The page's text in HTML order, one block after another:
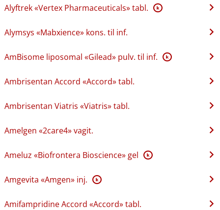
Alyftrek «Vertex Pharmaceuticals» tabl. K
Alymsys «Mabxience» kons. til inf.
AmBisome liposomal «Gilead» pulv. til inf. K
Ambrisentan Accord «Accord» tabl.
Ambrisentan Viatris «Viatris» tabl.
Amelgen «2care4» vagit.
Ameluz «Biofrontera Bioscience» gel K
Amgevita «Amgen» inj. K
Amifampridine Accord «Accord» tabl.